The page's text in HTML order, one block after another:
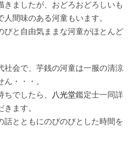
きましたが、おどろおどろしいも
間味のある河童もいます。
びと自由気ままな河童がほとんど
社会で、芋銭の河童は一服の清涼
・・・。
ちでしたら、
八光堂鑑定士一同詳
ます。
話とともにのびのびとした時間を